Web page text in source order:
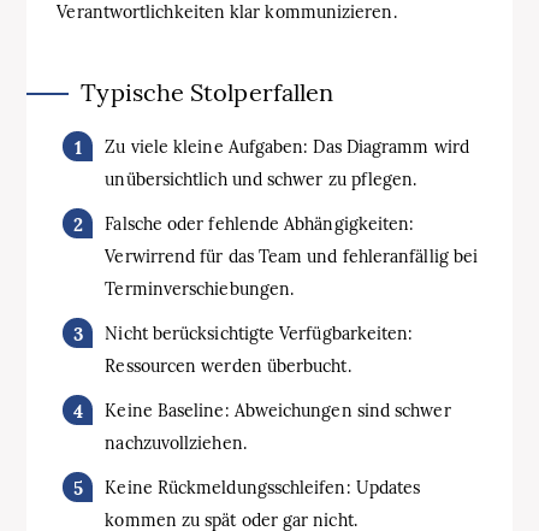
Verantwortlichkeiten klar kommunizieren.
Typische Stolperfallen
Zu viele kleine Aufgaben: Das Diagramm wird
unübersichtlich und schwer zu pflegen.
Falsche oder fehlende Abhängigkeiten:
Verwirrend für das Team und fehleranfällig bei
Terminverschiebungen.
Nicht berücksichtigte Verfügbarkeiten:
Ressourcen werden überbucht.
Keine Baseline: Abweichungen sind schwer
nachzuvollziehen.
Keine Rückmeldungsschleifen: Updates
kommen zu spät oder gar nicht.